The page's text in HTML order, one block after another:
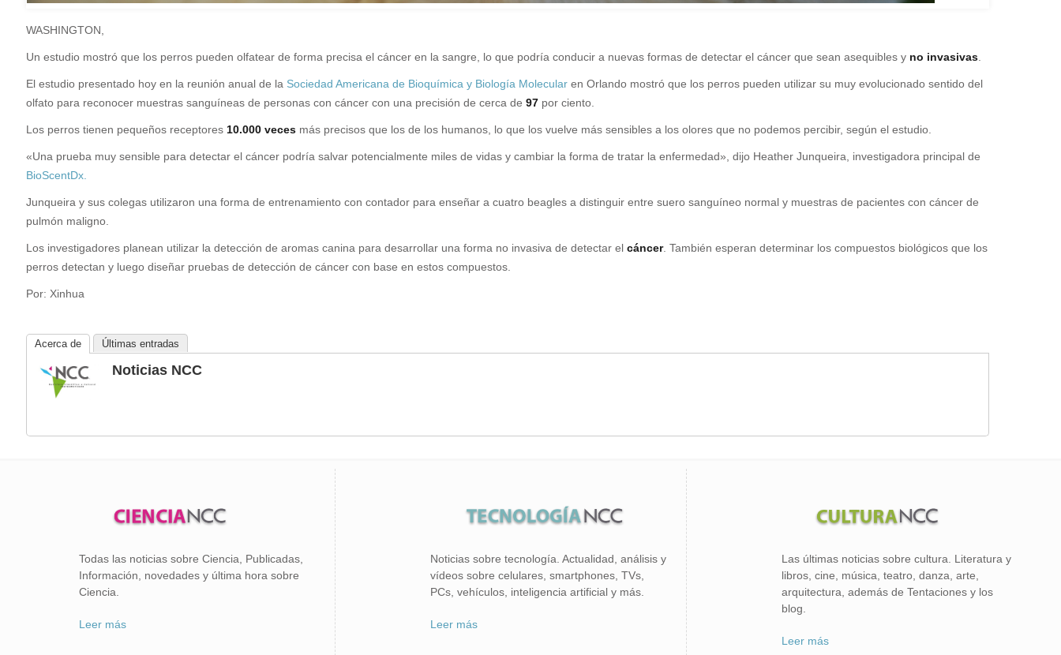
WASHINGTON,
Un estudio mostró que los perros pueden olfatear de forma precisa el cáncer en la sangre, lo que podría conducir a nuevas formas de detectar el cáncer que sean asequibles y no invasivas
El estudio presentado hoy en la reunión anual de la Sociedad Americana de Bioquímica y Biología Molecular en Orlando mostró que los perros pueden utilizar su muy evolucionado sentido del
olfato para reconocer muestras sanguíneas de personas con cáncer con una precisión de cerca de 97 por ciento.
Los perros tienen pequeños receptores 10.000 veces más precisos que los de los humanos, lo que los vuelve más sensibles a los olores que no podemos percibir, según el estudio.
«Una prueba muy sensible para detectar el cáncer podría salvar potencialmente miles de vidas y cambiar la forma de tratar la enfermedad», dijo Heather Junqueira, investigadora principal de
BioScentDx.
Junqueira y sus colegas utilizaron una forma de entrenamiento con contador para enseñar a cuatro beagles a distinguir entre suero sanguíneo normal y muestras de pacientes con cáncer de
pulmón maligno.
Los investigadores planean utilizar la detección de aromas canina para desarrollar una forma no invasiva de detectar el cáncer. También esperan determinar los compuestos biológicos que los
perros detectan y luego diseñar pruebas de detección de cáncer con base en estos compuestos.
Por: Xinhua
Acerca de Últimas entradas
Noticias NCC
Todas las noticias sobre Ciencia, Publicadas,
Información, novedades y última hora sobre
Ciencia.
Leer más
Noticias sobre tecnología. Actualidad, análisis y
vídeos sobre celulares, smartphones, TVs,
PCs, vehículos, inteligencia artificial y más.
Leer más
Las últimas noticias sobre cultura. Literatura y
libros, cine, música, teatro, danza, arte,
arquitectura, además de Tentaciones y los
blog.
Leer más